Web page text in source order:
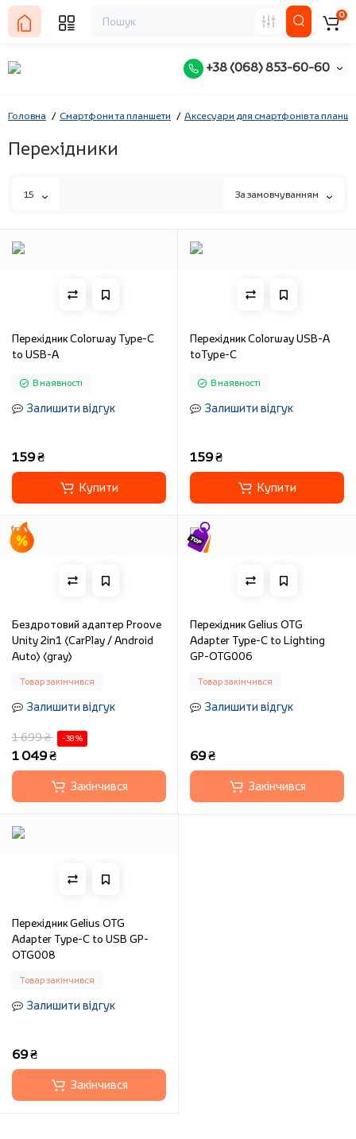
+38 (068) 853-60-60
0
Головна Смартфони та планшети Аксесуари для смартфонів та
Перехідники
15 За замовчуванням
Перехідник Colorway Type-C
to USB-A
В наявності
Залишити відгук
159 ₴
Купити
Перехідник Colorway USB-A
toType-C
В наявності
Залишити відгук
159 ₴
Купити
Бездротовий адаптер Proove
Unity 2in1 (CarPlay / Android
Auto) (gray)
Товар закінчився
Залишити відгук
1 699 ₴
-38 %
1 049 ₴
Закінчився
Перехідник Gelius OTG
Adapter Type-C to Lighting
GP-OTG006
Товар закінчився
Залишити відгук
69 ₴
Закінчився
Перехідник Gelius OTG
Adapter Type-C to USB GP-
OTG008
Товар закінчився
Залишити відгук
69 ₴
Закінчився